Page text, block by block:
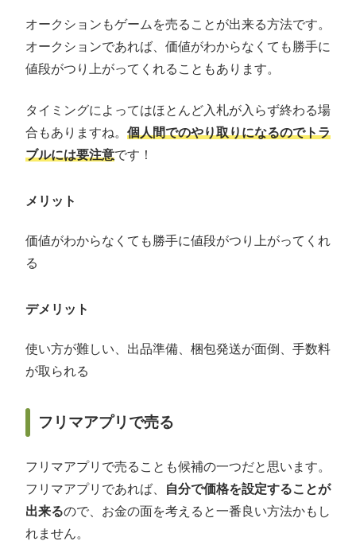
オークションもゲームを売ることが出来る方法です。
オークションであれば、価値がわからなくても勝手に
値段がつり上がってくれることもあります。
タイミングによってはほとんど入札が入らず終わる場
合もありますね。 個人間でのやり取りになるのでトラ
ブルには要注意です！
メリット
価値がわからなくても勝手に値段がつり上がってくれ
る
デメリット
使い方が難しい、出品準備、梱包発送が面倒、手数料
が取られる
フリマアプリで売る
フリマアプリで売ることも候補の一つだと思います。
フリマアプリであれば、
自分で価格を設定することが
出来るので、お金の面を考えると一番良い方法かもし
れません。